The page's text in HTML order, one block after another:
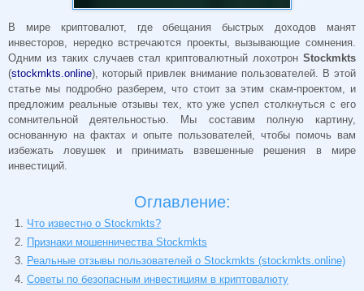
В мире криптовалют, где обещания быстрых доходов манят
инвесторов, нередко встречаются проекты, вызывающие сомнения.
Одним из таких случаев стал криптовалютный лохотрон Stockmkts
(stockmkts.online), который привлек внимание пользователей. В этой
статье мы подробно разберем, что стоит за этим скам-проектом, и
предложим реальные отзывы тех, кто уже успел столкнуться с его
сомнительной деятельностью. Мы составим полную картину,
основанную на фактах и опыте пользователей, чтобы помочь вам
избежать ловушек и принимать взвешенные решения в мире
инвестиций.
Оглавление:
Что известно о Stockmkts?
Признаки мошенничества Stockmkts
Реальные отзывы пользователей о Stockmkts (stockmkts.online)
Советы по безопасным инвестициям в криптовалюту